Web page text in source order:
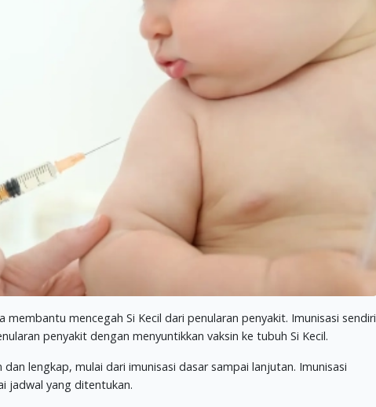
membantu mencegah Si Kecil dari penularan penyakit. Imunisasi sendiri
penyakit dengan menyuntikkan vaksin ke tubuh Si Kecil.
dan lengkap, mulai dari imunisasi dasar sampai lanjutan. Imunisasi
jadwal yang ditentukan.